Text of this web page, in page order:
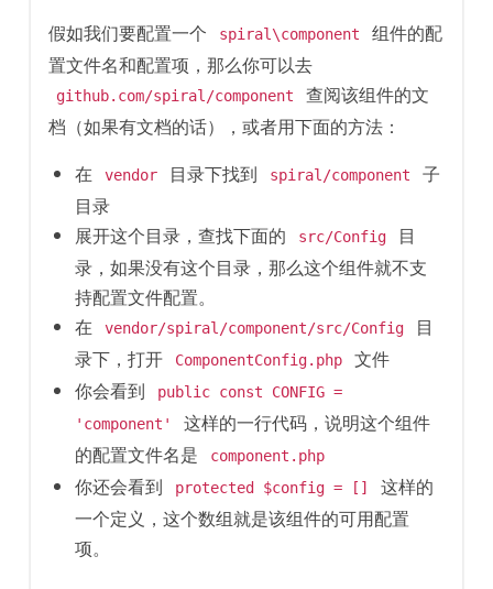
假如我们要配置一个
spiral\component
组件的配
置文件名和配置项，那么你可以去
github.com/spiral/component
查阅该组件的文
档（如果有文档的话），或者用下面的方法：
在
vendor 目录下找到 spiral/component
子
目录
展开这个目录，查找下面的
src/Config
目
录，如果没有这个目录，那么这个组件就不支
持配置文件配置。
在
vendor/spiral/component/src/Config
目
录下，打开
ComponentConfig.php
文件
你会看到
public const CONFIG =
'component'
这样的一行代码，说明这个组件
的配置文件名是
component.php
你还会看到 protected $config = []
这样的
一个定义，这个数组就是该组件的可用配置
项。